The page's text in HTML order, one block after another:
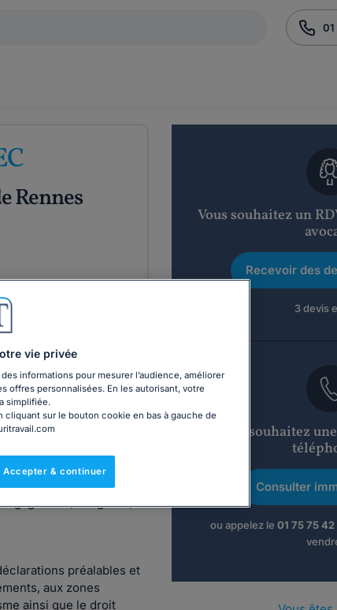
01
Rennes
COORDONNÉES
Maître Anaïs Gautier.
Saint Gilduin à
la rigueur, la
préalables et
aux zones
ainsi que le droit
Vous souhaitez un
Recevoir des
3 devis
Vous souhaitez
Consulter
ou appelez le 01 75 75 42
vie privée
informations pour mesurer l’audience, améliorer
offres personnalisées. En les autorisant, votre
simplifiée.
cliquant sur le bouton cookie en bas à gauche de
Accepter & continuer